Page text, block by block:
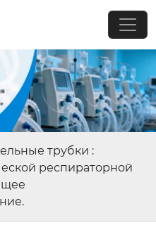
трубки :
респираторной